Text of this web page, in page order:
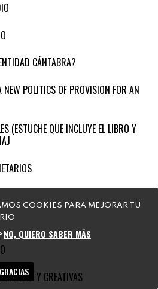
CÁNTABRA?
NEW POLITICS OF PROVISION FOR AN
(ESTUCHE QUE INCLUYE EL LIBRO Y
Y CREATIVAS
COOKIES PARA MEJORAR TU
NO, QUIERO SABER MÁS